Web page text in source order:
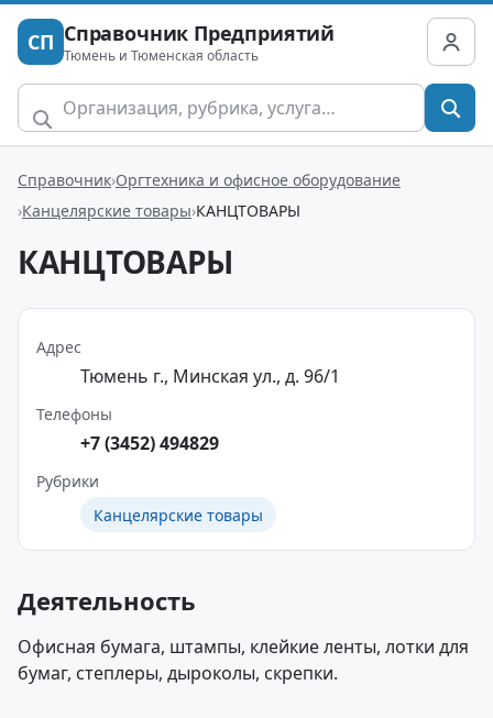
СП Справочник Предприятий
Тюмень и Тюменская область
Справочник Оргтехника и офисное оборудование
Канцелярские товары КАНЦТОВАРЫ
КАНЦТОВАРЫ
Адрес
Тюмень г., Минская ул., д. 96/1
Телефоны
+7 (3452) 494829
Рубрики
Канцелярские товары
Деятельность
Офисная бумага, штампы, клейкие ленты, лотки для
бумаг, степлеры, дыроколы, скрепки.